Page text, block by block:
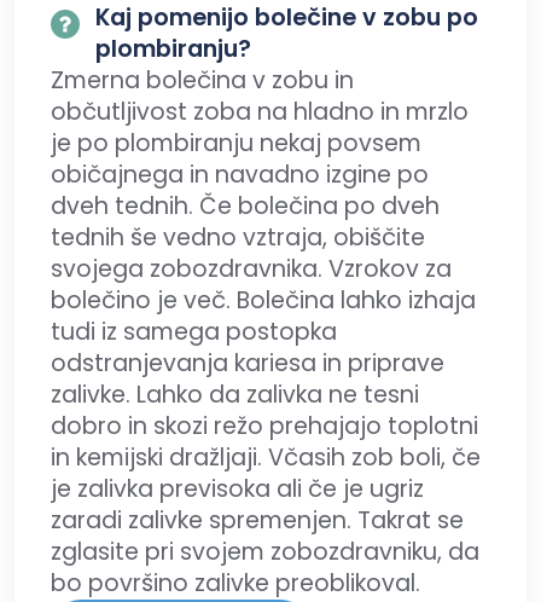
Kaj pomenijo bolečine v zobu po
plombiranju?
Zmerna bolečina v zobu in
občutljivost zoba na hladno in mrzlo
je po plombiranju nekaj povsem
običajnega in navadno izgine po
dveh tednih. Če bolečina po dveh
tednih še vedno vztraja, obiščite
svojega zobozdravnika. Vzrokov za
bolečino je več. Bolečina lahko izhaja
tudi iz samega postopka
odstranjevanja kariesa in priprave
zalivke. Lahko da zalivka ne tesni
dobro in skozi režo prehajajo toplotni
in kemijski dražljaji. Včasih zob boli, če
je zalivka previsoka ali če je ugriz
zaradi zalivke spremenjen. Takrat se
zglasite pri svojem zobozdravniku, da
bo površino zalivke preoblikoval.